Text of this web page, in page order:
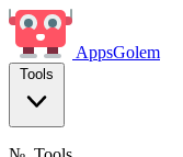
AppsGolem
Tools